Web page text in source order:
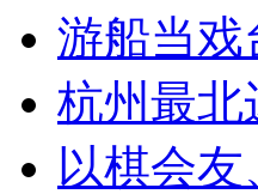
游船当戏
杭州最北
以棋会